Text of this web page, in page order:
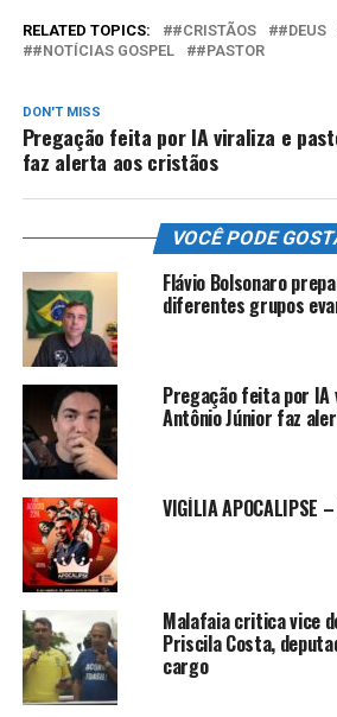
RELATED TOPICS: #CRISTÃOS #DEUS
#NOTÍCIAS GOSPEL
#PASTOR
DON'T MISS
Pregação feita por IA viraliza e
faz alerta aos cristãos
VOCÊ PODE
Flávio Bolsonaro
diferentes grupos
Pregação feita por
Antônio Júnior faz
VIGÍLIA APOCALIPSE –
Malafaia critica vice
Priscila Costa,
cargo